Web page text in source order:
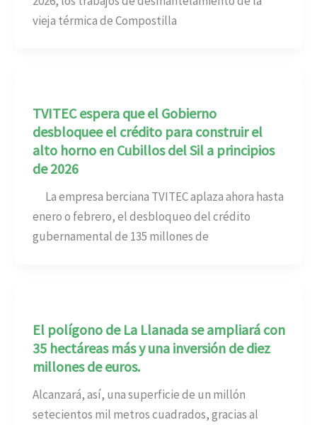
vieja térmica de Compostilla
TVITEC espera que el Gobierno
desbloquee el crédito para construir el
alto horno en Cubillos del Sil a principios
de 2026
La empresa berciana TVITEC aplaza ahora hasta
enero o febrero, el desbloqueo del crédito
gubernamental de 135 millones de
El polígono de La Llanada se ampliará con
35 hectáreas más y una inversión de diez
millones de euros.
Alcanzará, así, una superficie de un millón
setecientos mil metros cuadrados, gracias al